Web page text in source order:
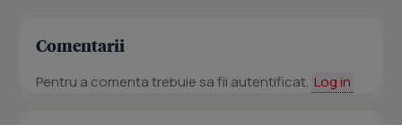
Comentarii
Pentru a comenta trebuie sa fii autentificat. Log in